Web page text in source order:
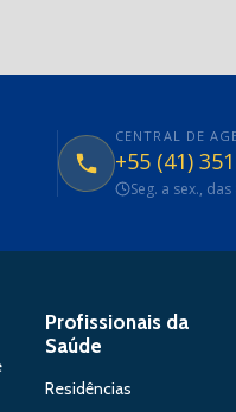
CENTRAL DE
+55 (41)
Seg. a sex.,
Profissionais da
Saúde
Residências